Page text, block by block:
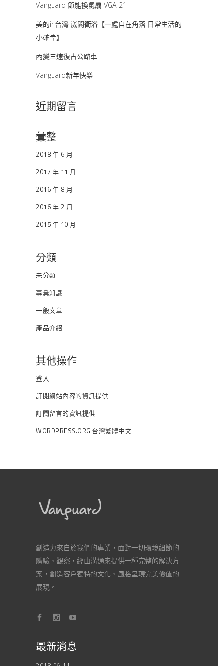
Vanguard 節能換氣扇 VGA-21
美的in台灣 崴閣衛浴【一處自在角落 日常生活的
小確幸】
內變三速復古公路車
Vanguard新年快樂
近期留言
彙整
2018 年 6 月
2017 年 11 月
2016 年 8 月
2016 年 2 月
2015 年 10 月
分類
未分類
專業知識
一般文章
產品介紹
其他操作
登入
訂閱網站內容的資訊提供
訂閱留言的資訊提供
WORDPRESS.ORG 台灣繁體中文
創造力來自於我們的專業，面對一切環境細節的
體驗、觀察，經由溝通來提供一種完整的解決方
案，創造客戶獨特的文化、風格呈現完美價值的
展現。
最新消息